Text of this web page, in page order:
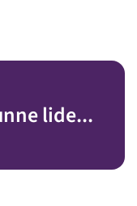
lide...